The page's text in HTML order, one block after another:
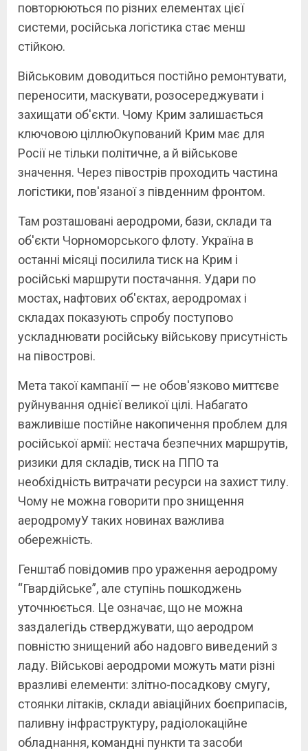
повторюються по різних елементах цієї
системи, російська логістика стає менш
стійкою.
Військовим доводиться постійно ремонтувати,
переносити, маскувати, розосереджувати і
захищати об'єкти. Чому Крим залишається
ключовою ціллюОкупований Крим має для
Росії не тільки політичне, а й військове
значення. Через півострів проходить частина
логістики, пов'язаної з південним фронтом.
Там розташовані аеродроми, бази, склади та
об'єкти Чорноморського флоту. Україна в
останні місяці посилила тиск на Крим і
російські маршрути постачання. Удари по
мостах, нафтових об'єктах, аеродромах і
складах показують спробу поступово
ускладнювати російську військову присутність
на півострові.
Мета такої кампанії — не обов'язково миттєве
руйнування однієї великої цілі. Набагато
важливіше постійне накопичення проблем для
російської армії: нестача безпечних маршрутів,
ризики для складів, тиск на ППО та
необхідність витрачати ресурси на захист тилу.
Чому не можна говорити про знищення
аеродромуУ таких новинах важлива
обережність.
Генштаб повідомив про ураження аеродрому
“Гвардійське”, але ступінь пошкоджень
уточнюється. Це означає, що не можна
заздалегідь стверджувати, що аеродром
повністю знищений або надовго виведений з
ладу. Військові аеродроми можуть мати різні
вразливі елементи: злітно-посадкову смугу,
стоянки літаків, склади авіаційних боєприпасів,
паливну інфраструктуру, радіолокаційне
обладнання, командні пункти та засоби